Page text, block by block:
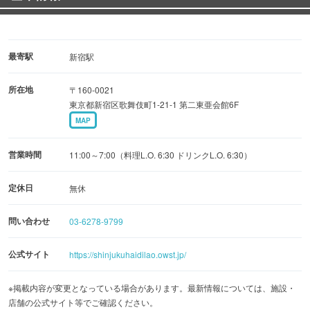
最寄駅 新宿駅
所在地
〒160-0021
東京都新宿区歌舞伎町1-21-1 第二東亜会館6F
MAP
営業時間 11:00～7:00（料理L.O. 6:30 ドリンクL.O. 6:30）
定休日 無休
問い合わせ 03-6278-9799
公式サイト https://shinjukuhaidilao.owst.jp/
※掲載内容が変更となっている場合があります。最新情報については、施設・
店舗の公式サイト等でご確認ください。